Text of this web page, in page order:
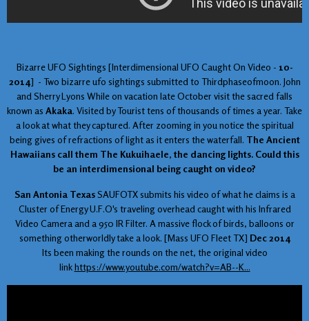
Bizarre UFO Sightings [Interdimensional UFO Caught On Video - 10-
2014] - Two bizarre ufo sightings submitted to Thirdphaseofmoon. John
and Sherry Lyons While on vacation late October visit the sacred falls
known as Akaka. Visited by Tourist tens of thousands of times a year. Take
a look at what they captured. After zooming in you notice the spiritual
being gives of refractions of light as it enters the waterfall. The Ancient
Hawaiians call them The Kukuihaele, the dancing lights. Could this
be an interdimensional being caught on video?
San Antonia TexasSAUFOTX submits his video of what he claims is a
Cluster of Energy U.F.O's traveling overhead caught with his Infrared
Video Camera and a 950 IR Filter. A massive flock of birds, balloons or
something otherworldly take a look. [Mass UFO Fleet TX] Dec 2014
Its been making the rounds on the net, the original video
linkhttps://www.youtube.com/watch?v=AB--K...